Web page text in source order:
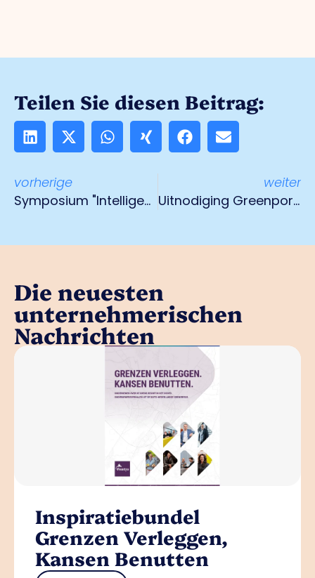
Teilen Sie diesen Beitrag:
vorherige
Symposium "Intelligente Produktion" - Fertigungsindustrie für die Lebensmittelproduktion
weiter
Uitnodiging Greenport netwerkontbijt
Die neuesten
unternehmerischen
Nachrichten
Inspiratiebundel
Grenzen Verleggen,
Kansen Benutten